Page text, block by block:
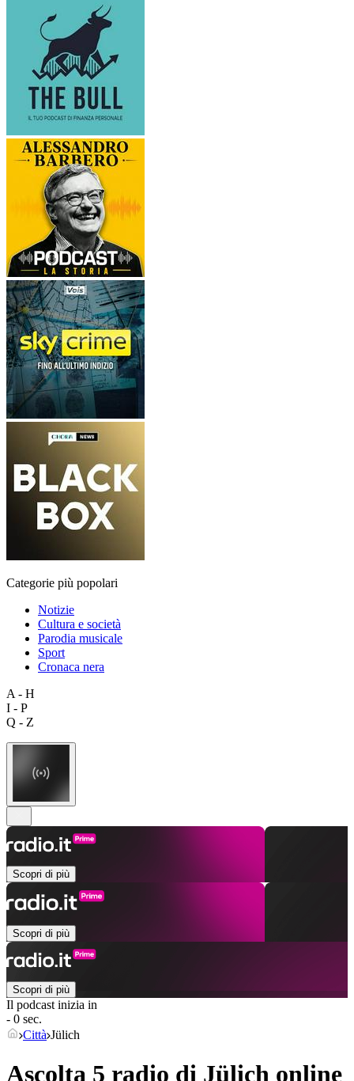
Categorie più popolari
Notizie
Cultura e società
Parodia musicale
Sport
Cronaca nera
A - H
I - P
Q - Z
Scopri di più
Scopri di più
Scopri di più
Il podcast inizia in
- 0 sec.
Città Jülich
Ascolta 5 radio di Jülich online